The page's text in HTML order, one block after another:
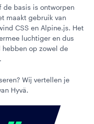
de basis is ontworpen
maakt gebruik van
CSS en Alpine.js. Het
luchtiger en dus
hebben op zowel de
Wij vertellen je
Hyvä.